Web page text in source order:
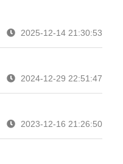
2025-12-14 21:30:53
2024-12-29 22:51:47
2023-12-16 21:26:50